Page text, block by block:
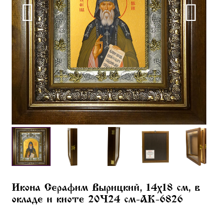
Икона Серафим Вырицкий, 14х18 см, в
окладе и киоте 20×24 см-AK-6826